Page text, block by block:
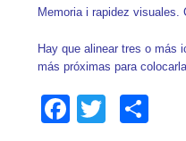
Memoria i rapidez visuales.
Hay que alinear tres o más
más próximas para
Facebook
Twitter